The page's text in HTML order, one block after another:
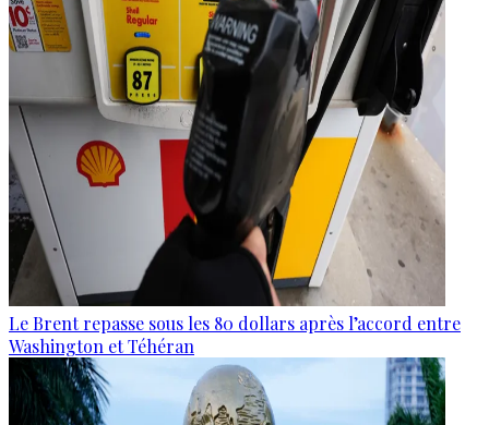
Le Brent repasse sous les 80 dollars après l’accord entre
Washington et Téhéran